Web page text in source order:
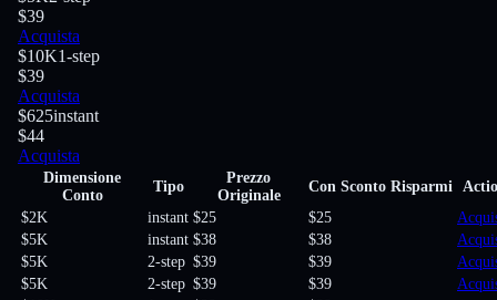
$39
Acquista
$10K1-step
$39
Acquista
$625instant
$44
Acquista
Dimensione
Conto
Tipo
Prezzo
Originale
Con Sconto Risparmi
$2K
instant $25 $25
$5K
instant $38 $38
$5K
2-step $39 $39
$5K
2-step $39 $39